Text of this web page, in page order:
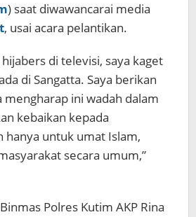
) saat diwawancarai media
, usai acara pelantikan.
di televisi, saya kaget
di Sangatta. Saya berikan
mengharap ini wadah dalam
kebaikan kepada
hanya untuk umat Islam,
secara umum,”
Polres Kutim AKP Rina